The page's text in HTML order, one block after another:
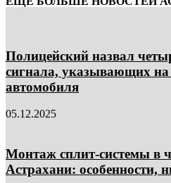
Полицейский назвал
сигнала, указывающих на
автомобиля
05.12.2025
Монтаж сплит-системы в
Астрахани: особенности,